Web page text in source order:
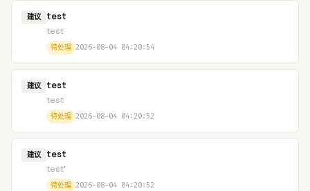
建议 test
test
待处理 2026-08-04 04:20:54
建议 test
test
待处理 2026-08-04 04:20:52
建议 test
test'
待处理 2026-08-04 04:20:52